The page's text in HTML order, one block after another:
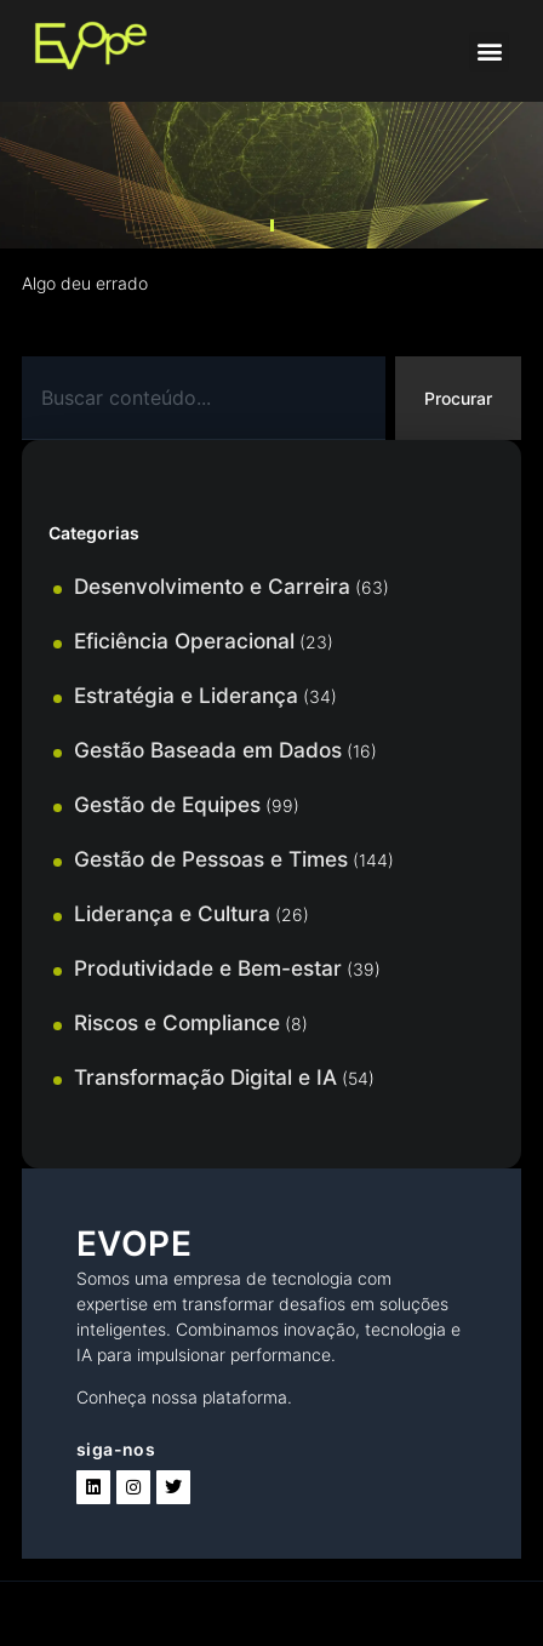
Algo deu errado
Procurar
Categorias
Desenvolvimento e Carreira (63)
Eficiência Operacional (23)
Estratégia e Liderança (34)
Gestão Baseada em Dados (16)
Gestão de Equipes (99)
Gestão de Pessoas e Times (144)
Liderança e Cultura (26)
Produtividade e Bem-estar (39)
Riscos e Compliance (8)
Transformação Digital e IA (54)
EVOPE
Somos uma empresa de tecnologia com
expertise em transformar desafios em soluções
inteligentes. Combinamos inovação, tecnologia e
IA para impulsionar performance.
Conheça nossa plataforma.
siga-nos